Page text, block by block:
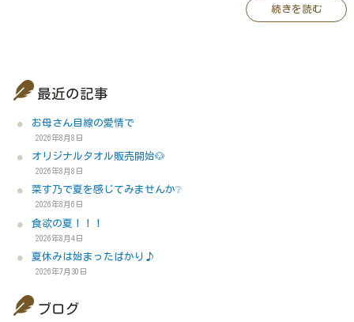
続きを読む
最近の記事
お母さん目線の愛情で
2026年8月8日
オリジナルタオル販売開始🐶
2026年8月8日
菜す乃で夏を感じてみませんか❔
2026年8月6日
食欲の夏！！！
2026年8月4日
夏休みは始まったばかり♪
2026年7月30日
ブログ